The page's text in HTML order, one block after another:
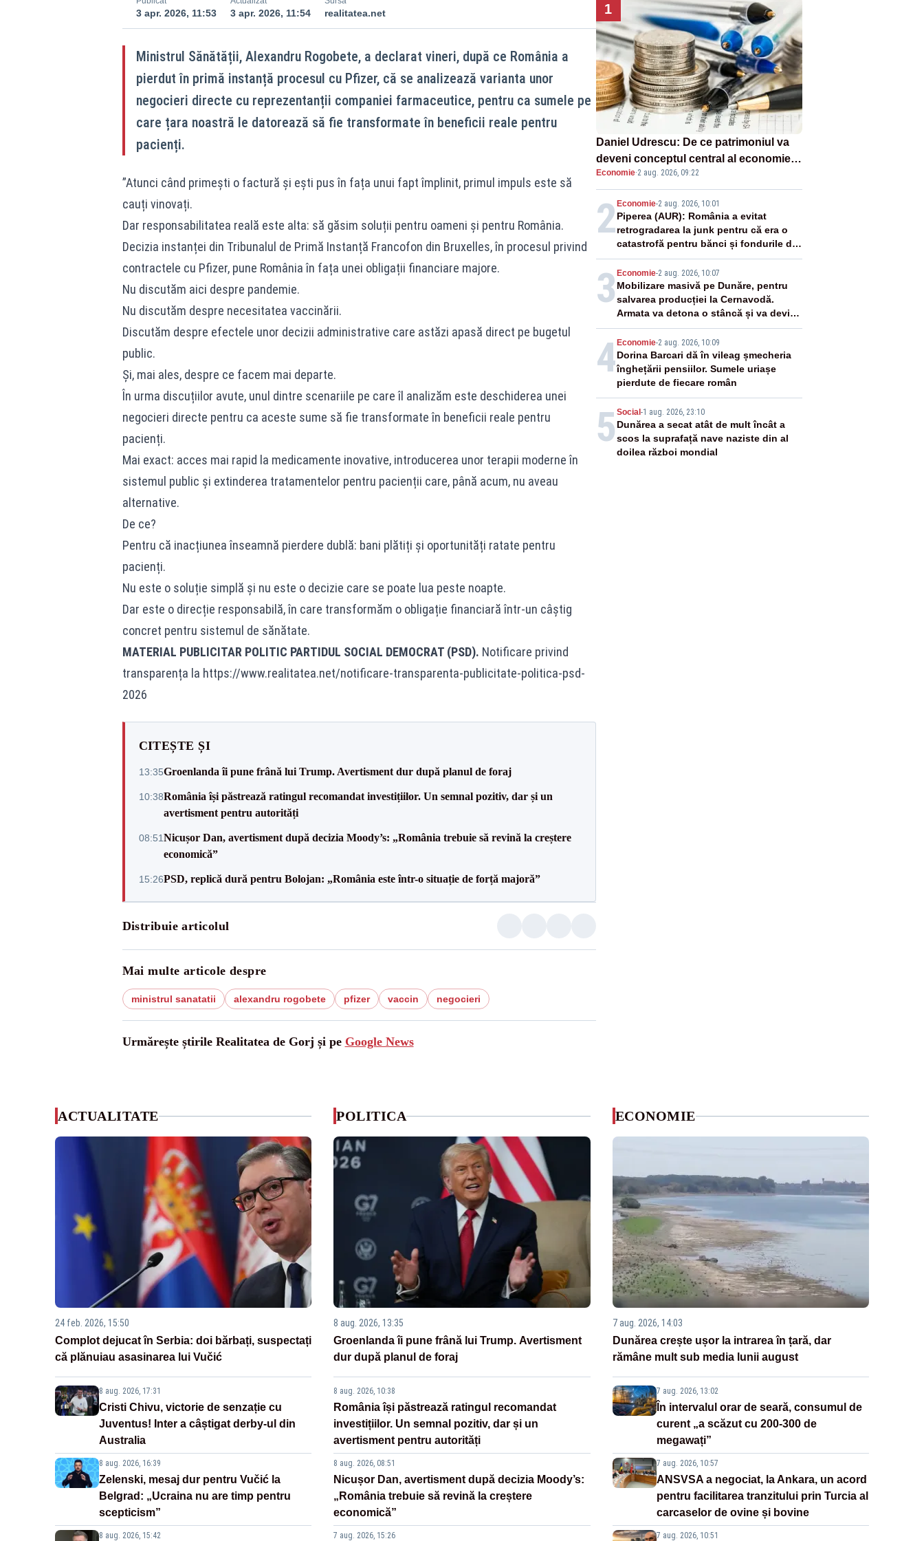
3 apr. 2026, 11:53 3 apr. 2026, 11:54 realitatea.net
Ministrul Sănătății, Alexandru Rogobete, a declarat vineri, după ce România a
pierdut în primă instanță procesul cu Pfizer, că se analizează varianta unor
negocieri directe cu reprezentanții companiei farmaceutice, pentru ca sumele pe
care țara noastră le datorează să fie transformate în beneficii reale pentru
pacienți.
”Atunci când primești o factură și ești pus în fața unui fapt împlinit, primul impuls este să
cauți vinovați.
Dar responsabilitatea reală este alta: să găsim soluții pentru oameni și pentru România.
Decizia instanței din Tribunalul de Primă Instanță Francofon din Bruxelles, în procesul privind
contractele cu Pfizer, pune România în fața unei obligații financiare majore.
Nu discutăm aici despre pandemie.
Nu discutăm despre necesitatea vaccinării.
Discutăm despre efectele unor decizii administrative care astăzi apasă direct pe bugetul
public.
Și, mai ales, despre ce facem mai departe.
În urma discuțiilor avute, unul dintre scenariile pe care îl analizăm este deschiderea unei
negocieri directe pentru ca aceste sume să fie transformate în beneficii reale pentru
pacienți.
Mai exact: acces mai rapid la medicamente inovative, introducerea unor terapii moderne în
sistemul public și extinderea tratamentelor pentru pacienții care, până acum, nu aveau
alternative.
De ce?
Pentru că inacțiunea înseamnă pierdere dublă: bani plătiți și oportunități ratate pentru
pacienți.
Nu este o soluție simplă și nu este o decizie care se poate lua peste noapte.
Dar este o direcție responsabilă, în care transformăm o obligație financiară într-un câștig
concret pentru sistemul de sănătate.
MATERIAL PUBLICITAR POLITIC PARTIDUL SOCIAL DEMOCRAT (PSD). Notificare privind
transparența la https://www.realitatea.net/notificare-transparenta-publicitate-politica-psd-
2026
CITEȘTE ȘI
13:35Groenlanda îi pune frână lui Trump. Avertisment dur după planul de foraj
10:38România își păstrează ratingul recomandat investițiilor. Un semnal pozitiv, dar și un
avertisment pentru autorități
08:51Nicușor Dan, avertisment după decizia Moody’s: „România trebuie să revină la creștere
economică”
15:26PSD, replică dură pentru Bolojan: „România este într-o situație de forță majoră”
Distribuie articolul
Mai multe articole despre
ministrul sanatatii alexandru rogobete pfizer vaccin negocieri
Urmărește știrile Realitatea de Gorj și pe Google News
1
Daniel Udrescu: De ce patrimoniul va
deveni conceptul central al economiei
viitoare?
Economie·2 aug. 2026, 09:22
2 Economie-2 aug. 2026, 10:01
Piperea (AUR): România a evitat
retrogradarea la junk pentru că era o
catastrofă pentru bănci și fondurile de
pensii
3 Economie-2 aug. 2026, 10:07
Mobilizare masivă pe Dunăre, pentru
salvarea producției la Cernavodă.
Armata va detona o stâncă și va devia
apa fluviului - IMAGINI AERIENE
4 Economie-2 aug. 2026, 10:09
Dorina Barcari dă în vileag șmecheria
înghețării pensiilor. Sumele uriașe
pierdute de fiecare român
5 Social -1 aug. 2026, 23:10
Dunărea a secat atât de mult încât a
scos la suprafață nave naziste din al
doilea război mondial
ACTUALITATE
24 feb. 2026, 15:50
Complot dejucat în Serbia: doi bărbați, suspectați
că plănuiau asasinarea lui Vučić
8 aug. 2026, 17:31
Cristi Chivu, victorie de senzație cu
Juventus! Inter a câștigat derby-ul din
Australia
8 aug. 2026, 16:39
Zelenski, mesaj dur pentru Vučić la
Belgrad: „Ucraina nu are timp pentru
scepticism”
8 aug. 2026, 15:42
POLITICA
8 aug. 2026, 13:35
Groenlanda îi pune frână lui Trump. Avertisment
dur după planul de foraj
8 aug. 2026, 10:38
România își păstrează ratingul recomandat
investițiilor. Un semnal pozitiv, dar și un
avertisment pentru autorități
8 aug. 2026, 08:51
Nicușor Dan, avertisment după decizia Moody’s:
„România trebuie să revină la creștere
economică”
7 aug. 2026, 15:26
ECONOMIE
7 aug. 2026, 14:03
Dunărea crește ușor la intrarea în țară, dar
rămâne mult sub media lunii august
7 aug. 2026, 13:02
În intervalul orar de seară, consumul de
curent „a scăzut cu 200-300 de
megawați”
7 aug. 2026, 10:57
ANSVSA a negociat, la Ankara, un acord
pentru facilitarea tranzitului prin Turcia al
carcaselor de ovine și bovine
7 aug. 2026, 10:51